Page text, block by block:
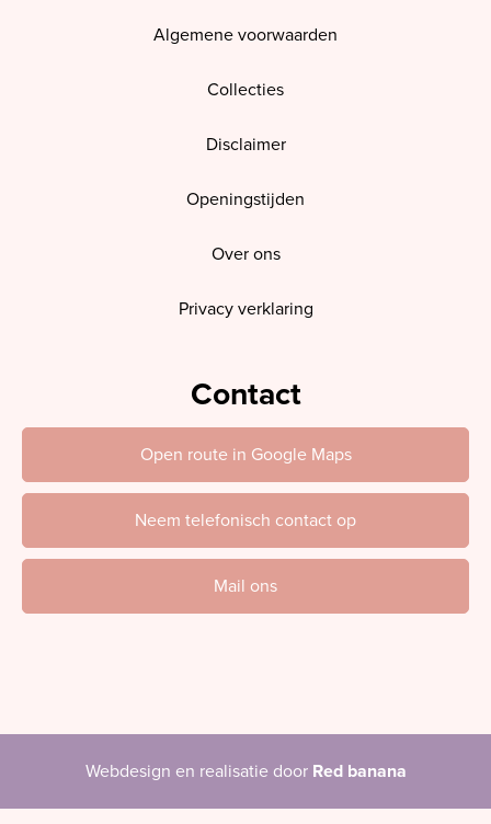
Algemene voorwaarden
Collecties
Disclaimer
Openingstijden
Over ons
Privacy verklaring
Contact
Open route in Google Maps
Neem telefonisch contact op
Mail ons
Webdesign en realisatie door Red banana